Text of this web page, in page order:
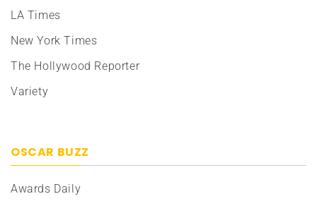
LA Times
New York Times
The Hollywood Reporter
Variety
OSCAR BUZZ
Awards Daily